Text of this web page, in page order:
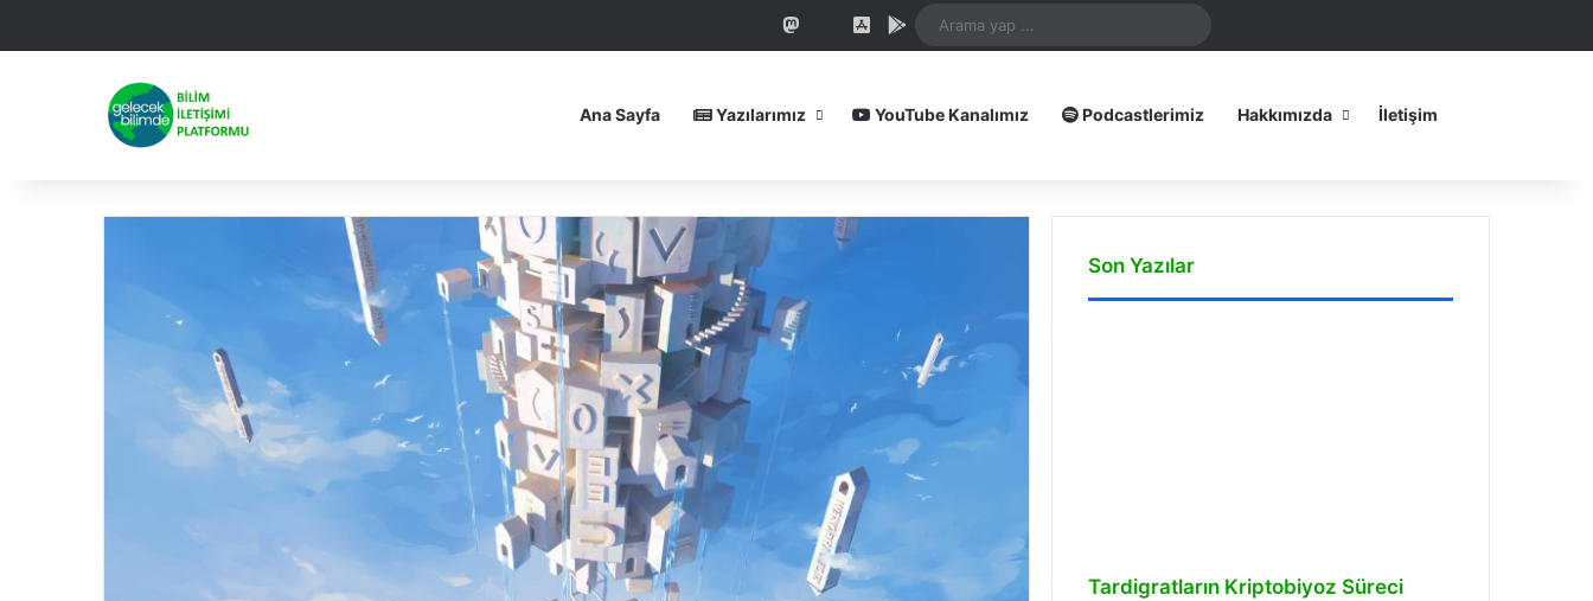
WhatsApp
PatreonMastodonBluesky
iOS Uygulamamız
Android Uygulamamız
...
Ana Sayfa Yazılarımız YouTube Kanalımız Podcastlerimiz Hakkımızda İletişim
Son Yazılar
Tardigratların Kriptobiyoz Süreci